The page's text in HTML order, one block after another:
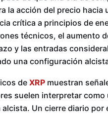
la acción del precio hacia
crítica a principios de
técnicos, el aumento
y las entradas
una configuración
de XRP muestran
suelen interpretar como
alcista. Un cierre diario por